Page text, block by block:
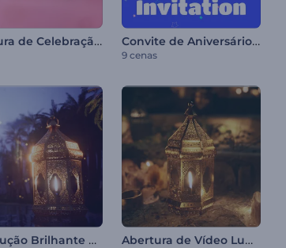
Abertura de Celebração de Aniversário Convite de Aniversário Colorido
9 cenas
Introdução Brilhante para a Noite do Ramadã Abertura de Vídeo Luminosa para o Ramadã